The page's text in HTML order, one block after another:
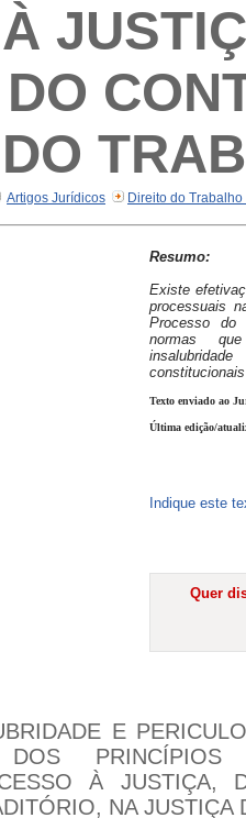
Artigos Jurídicos Direito do Trabalho
Resumo:
Existe
processuais
Processo do
normas
Texto enviado ao
Última edição/
Indique este
Quer
E
PRINCÍPIOS
À JUSTIÇA,
NA